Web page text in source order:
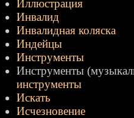
Иллюстрация
Инвалид
Инвалидная коляска
Индейцы
Инструменты
Инструменты
инструменты
Искать
Исчезновение